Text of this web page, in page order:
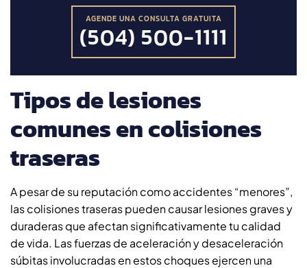
AGENDE UNA CONSULTA GRATUITA
(504) 500-1111
Tipos de lesiones
comunes en colisiones
traseras
A pesar de su reputación como accidentes “menores”,
las colisiones traseras pueden causar lesiones graves y
duraderas que afectan significativamente tu calidad
de vida. Las fuerzas de aceleración y desaceleración
súbitas involucradas en estos choques ejercen una